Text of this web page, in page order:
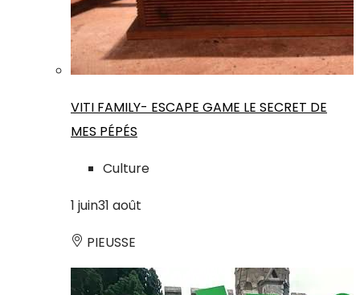
VITI FAMILY- ESCAPE GAME LE SECRET DE
MES PÉPÉS
Culture
1 juin31 août
PIEUSSE